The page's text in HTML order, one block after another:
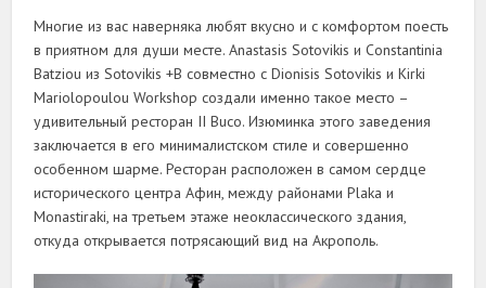
Многие из вас наверняка любят вкусно и с комфортом поесть
в приятном для души месте. Anastasis Sotovikis и Constantinia
Batziou из Sotovikis +B совместно с Dionisis Sotovikis и Kirki
Mariolopoulou Workshop создали именно такое место –
удивительный ресторан II Buco. Изюминка этого заведения
заключается в его минималистском стиле и совершенно
особенном шарме. Ресторан расположен в самом сердце
исторического центра Афин, между районами Plaka и
Monastiraki, на третьем этаже неоклассического здания,
откуда открывается потрясающий вид на Акрополь.